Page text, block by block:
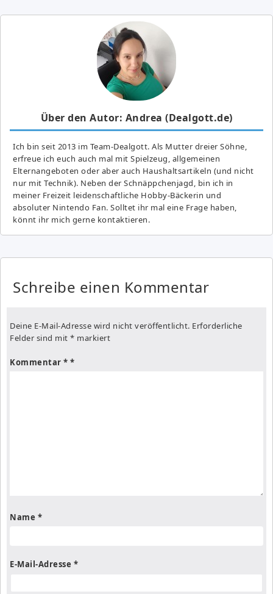
Über den Autor: Andrea (Dealgott.de)
Ich bin seit 2013 im Team-Dealgott. Als Mutter dreier Söhne,
erfreue ich euch auch mal mit Spielzeug, allgemeinen
Elternangeboten oder aber auch Haushaltsartikeln (und nicht
nur mit Technik). Neben der Schnäppchenjagd, bin ich in
meiner Freizeit leidenschaftliche Hobby-Bäckerin und
absoluter Nintendo Fan. Solltet ihr mal eine Frage haben,
könnt ihr mich gerne kontaktieren.
Schreibe einen Kommentar
Deine E-Mail-Adresse wird nicht veröffentlicht. Erforderliche
Felder sind mit * markiert
Kommentar *
Name *
E-Mail-Adresse *